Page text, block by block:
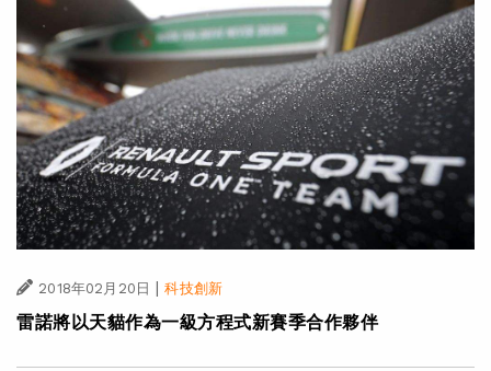
2018年02月20日 | 科技創新
雷諾將以天貓作為一級方程式新賽季合作夥伴